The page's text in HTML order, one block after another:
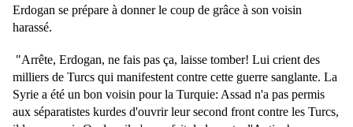
Erdogan se prépare à donner le coup de grâce à son voisin
harassé.
"Arrête, Erdogan, ne fais pas ça, laisse tomber! Lui crient des
milliers de Turcs qui manifestent contre cette guerre sanglante. La
Syrie a été un bon voisin pour la Turquie: Assad n'a pas permis
aux séparatistes kurdes d'ouvrir leur second front contre les Turcs,